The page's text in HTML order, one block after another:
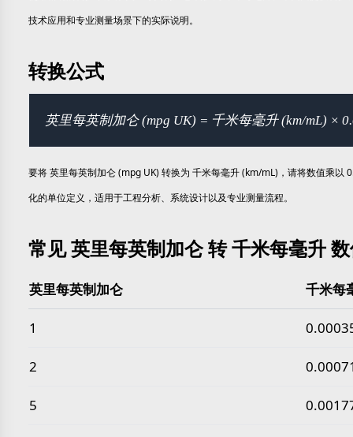
技术应用和专业测量场景下的实际说明。
转换公式
英里每英制加仑 (mpg UK) = 千米每毫升 (km/mL) ×
要将 英里每英制加仑 (mpg UK) 转换为 千米每毫升 (km/mL)，请将数值乘以
化的单位定义，适用于工程分析、系统设计以及专业测量流程。
常见 英里每英制加仑 转 千米每毫升
常见 英里每英制加仑 转 千米每毫升 数值
英里每英制加仑 千米每
1
2
5